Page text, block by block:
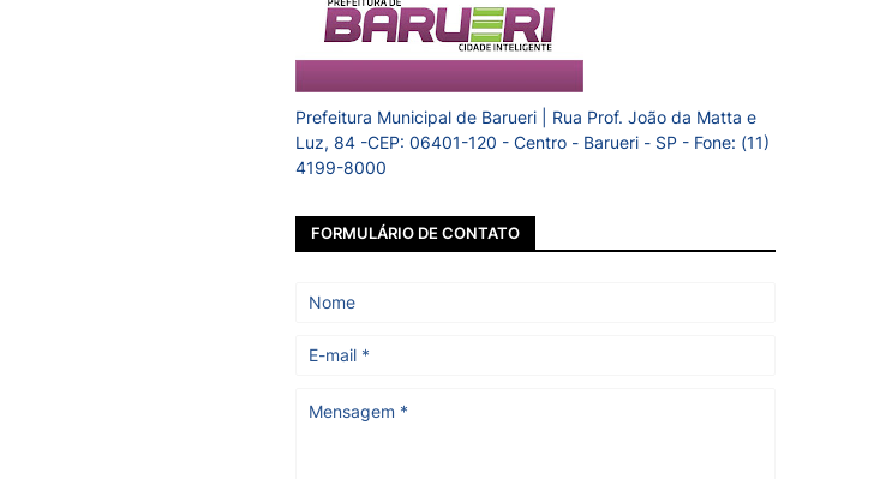
Prefeitura Municipal de Barueri | Rua Prof. João da Matta e
Luz, 84 -CEP: 06401-120 - Centro - Barueri - SP - Fone: (11)
4199-8000
FORMULÁRIO DE CONTATO